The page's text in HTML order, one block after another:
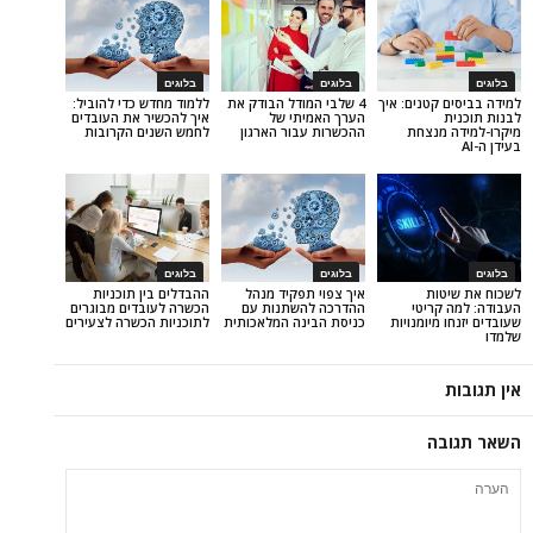
בלוגים
ללמוד מחדש כדי להוביל:
איך להכשיר את העובדים
לחמש השנים הקרובות
4 שלבי המודל הבודק את
הערך האמיתי של
ההכשרות עבור הארגון
איך
בלוגים
ההבדלים בין תוכניות
הכשרה לעובדים מבוגרים
לתוכניות הכשרה לצעירים
בלוגים
איך צפוי תפקיד מנהל
ההדרכה להשתנות עם
כניסת הבינה המלאכותית